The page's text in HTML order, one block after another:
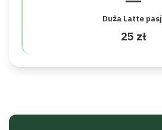
Duża Latte
25 zł